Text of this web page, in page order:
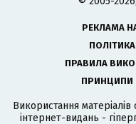
РЕКЛАМА
ПРАВИЛА
ПРИНЦИПИ
Використання
інтернет-видань -